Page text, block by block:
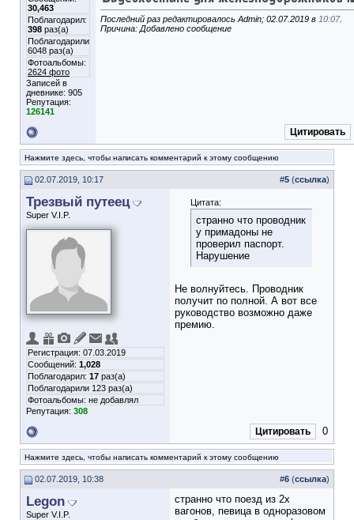
30,463
Поблагодарил:
398 раз(а)
Поблагодарили
6048 раз(а)
Фотоальбомы:
2624 фото
Записей в
дневнике: 905
Репутация:
126141
Последний раз редактировалось Admin; 02.07.2019 в 10:07.
Причина: Добавлено сообщение
Цитировать
Нажмите здесь, чтобы написать комментарий к этому сообщению
02.07.2019, 10:17 #5 (ссылка)
Трезвый путеец
Super V.I.P.
Регистрация: 07.03.2019
Сообщений: 1,028
Поблагодарил: 17 раз(а)
Поблагодарили 123 раз(а)
Фотоальбомы: не добавлял
Репутация: 308
Цитата:
странно что проводник
у примадоны не
проверил паспорт.
Нарушение
Не волнуйтесь. Проводник
получит по полной. А вот все
руководство возможно даже
премию.
Цитировать 0
Нажмите здесь, чтобы написать комментарий к этому сообщению
02.07.2019, 10:38 #6 (ссылка)
Legon
Super V.I.P.
странно что поезд из 2х
вагонов, певица в одноразовом